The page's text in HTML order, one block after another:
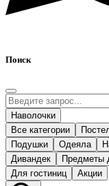
Поиск
Наволочки
Все категории
Подушки
Одеяла
Дивандек
Предметы
Для гостиниц
Акции